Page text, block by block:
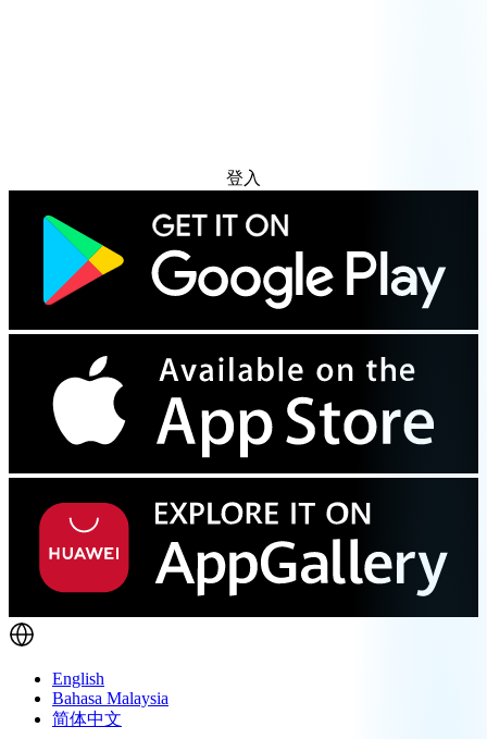
登入
English
Bahasa Malaysia
简体中文